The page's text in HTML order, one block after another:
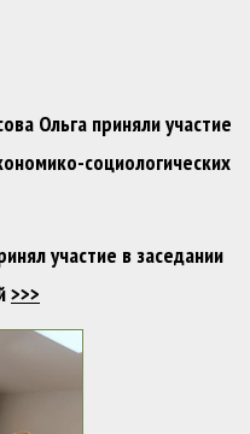
Ольга приняли участие
социологических
участие в заседании
>>>